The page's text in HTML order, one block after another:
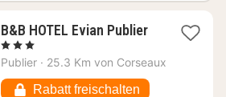
B&B HOTEL Evian Publier1
ab
€
, 3 Sterne
Publier · 25.3 Km von Corseaux
Rabatt freischalten